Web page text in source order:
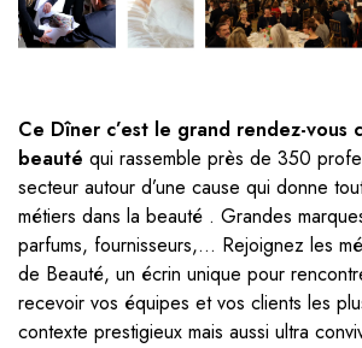
Ce Dîner c’est le grand rendez-vous
beauté qui rassemble près de 350
secteur autour d’une cause qui donne
métiers dans la beauté . Grandes
parfums, fournisseurs,… Rejoignez les
de Beauté, un écrin unique pour
recevoir vos équipes et vos clients les
contexte prestigieux mais aussi ultra